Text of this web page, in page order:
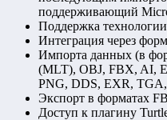
поддерживающий
Поддержка
Интеграция через
Импорта данных (в
(MLT), OBJ, FBX, AI,
PNG, DDS, EXR,
Экспорт в форматах
Доступ к плагину